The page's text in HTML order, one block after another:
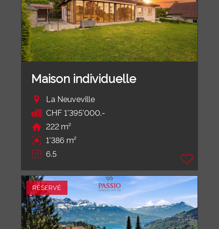
Maison individuelle
La Neuveville
CHF 1'395'000.-
222 m²
1'386 m²
6.5
RÉSERVÉ